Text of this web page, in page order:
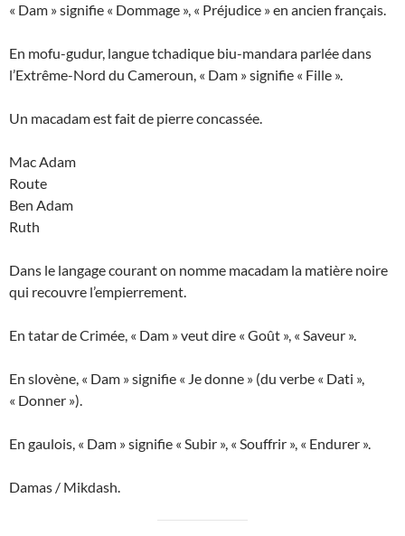
« Dam » signifie « Dommage », « Préjudice » en ancien français.
En mofu-gudur, langue tchadique biu-mandara parlée dans
l’Extrême-Nord du Cameroun, « Dam » signifie « Fille ».
Un macadam est fait de pierre concassée.
Mac Adam
Route
Ben Adam
Ruth
Dans le langage courant on nomme macadam la matière noire
qui recouvre l’empierrement.
En tatar de Crimée, « Dam » veut dire « Goût », « Saveur ».
En slovène, « Dam » signifie « Je donne » (du verbe « Dati »,
« Donner »).
En gaulois, « Dam » signifie « Subir », « Souffrir », « Endurer ».
Damas / Mikdash.